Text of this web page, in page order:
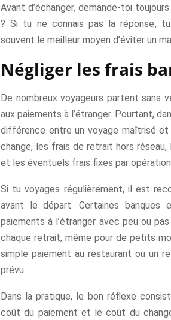
Avant d’échanger, demande-toi
? Si tu ne connais pas la réponse, tu
souvent le meilleur moyen d’éviter un
Négliger les frais
De nombreux voyageurs partent sans
aux paiements à l’étranger. Pourtant,
différence entre un voyage maîtrisé
change, les frais de retrait hors
et les éventuels frais fixes par
Si tu voyages régulièrement, il est
avant le départ. Certaines banques
paiements à l’étranger avec peu ou
chaque retrait, même pour de petits
simple paiement au restaurant ou un
prévu.
Dans la pratique, le bon réflexe
coût du paiement et le coût du